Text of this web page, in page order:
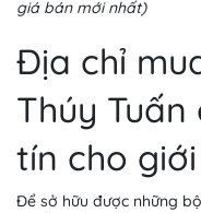
giá bán mới nhất)
Địa chỉ
Thúy
tín cho
Để sở hữu được những